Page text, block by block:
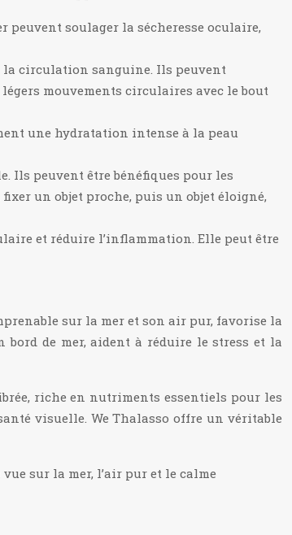
peuvent soulager la sécheresse oculaire,
la circulation sanguine. Ils peuvent
mouvements circulaires avec le bout
une hydratation intense à la peau
Ils peuvent être bénéfiques pour les
un objet proche, puis un objet éloigné,
et réduire l’inflammation. Elle peut être
sur la mer et son air pur, favorise la
de mer, aident à réduire le stress et la
riche en nutriments essentiels pour les
visuelle. We Thalasso offre un véritable
sur la mer, l’air pur et le calme